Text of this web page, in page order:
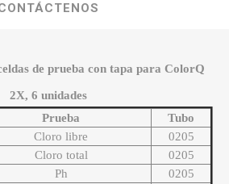
de prueba con tapa para ColorQ
2X, 6 unidades
Prueba
Tubo
Cloro libre
0205
Cloro total
0205
Ph
0205